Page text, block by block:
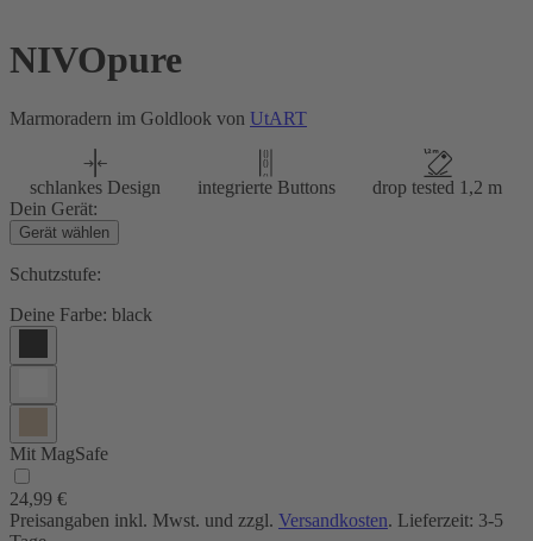
NIVOpure
Marmoradern im Goldlook von UtART
schlankes Design integrierte Buttons
drop tested 1,2 m
Dein Gerät:
Gerät wählen
Schutzstufe:
Deine Farbe: black
Mit MagSafe
24,99 €
Preisangaben inkl. Mwst. und zzgl. Versandkosten. Lieferzeit: 3-5